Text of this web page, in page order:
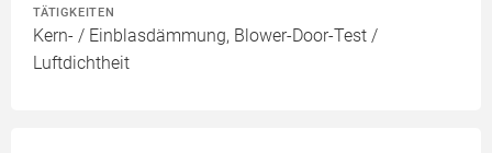
TÄTIGKEITEN
Kern- / Einblasdämmung, Blower-Door-Test /
Luftdichtheit